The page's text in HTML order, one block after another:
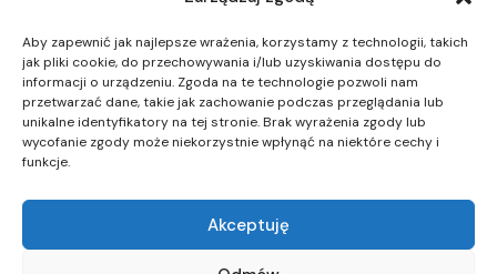
Aby zapewnić jak najlepsze wrażenia, korzystamy z technologii, takich
jak pliki cookie, do przechowywania i/lub uzyskiwania dostępu do
informacji o urządzeniu. Zgoda na te technologie pozwoli nam
przetwarzać dane, takie jak zachowanie podczas przeglądania lub
unikalne identyfikatory na tej stronie. Brak wyrażenia zgody lub
wycofanie zgody może niekorzystnie wpłynąć na niektóre cechy i
funkcje.
Akceptuję
tylko liczby. Pomagamy
przedsiębiorcom rozwijać
firmy, oferując rzetelne
wsparcie, prostotę i spokój w
codziennym zarządzaniu
Wiatrakowa 3,
15-827
Białystok
jolanta.lagoda@rachmix.pl
190
Kontakt
Polityka
prywatności
Usługi
i
roczne